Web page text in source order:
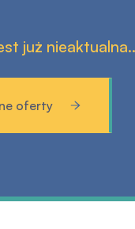
już
oferty